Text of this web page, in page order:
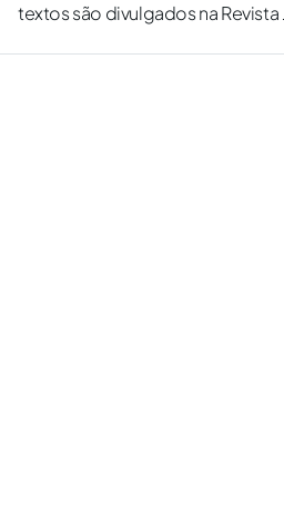
textos são divulgados na Revista